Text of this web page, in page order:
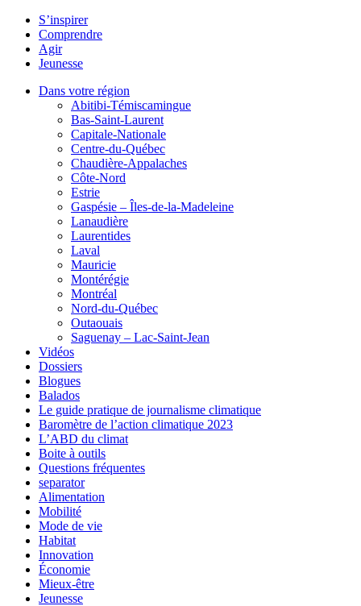
S’inspirer
Comprendre
Agir
Jeunesse
Dans votre région
Abitibi-Témiscamingue
Bas-Saint-Laurent
Capitale-Nationale
Centre-du-Québec
Chaudière-Appalaches
Côte-Nord
Estrie
Gaspésie – Îles-de-la-Madeleine
Lanaudière
Laurentides
Laval
Mauricie
Montérégie
Montréal
Nord-du-Québec
Outaouais
Saguenay – Lac-Saint-Jean
Vidéos
Dossiers
Blogues
Balados
Le guide pratique de journalisme climatique
Baromètre de l’action climatique 2023
L’ABD du climat
Boite à outils
Questions fréquentes
separator
Alimentation
Mobilité
Mode de vie
Habitat
Innovation
Économie
Mieux-être
Jeunesse